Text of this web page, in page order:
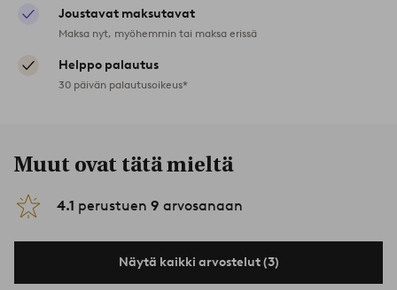
Joustavat maksutavat
Maksa nyt, myöhemmin tai maksa erissä
Helppo palautus
30 päivän palautusoikeus*
Muut ovat tätä mieltä
4.1 perustuen 9 arvosanaan
Näytä kaikki arvostelut (3)